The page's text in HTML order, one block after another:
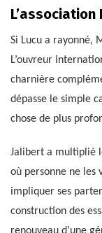
Si Lucu a rayonné,
L’ouvreur
charnière
dépasse le simple
chose de plus
Jalibert a multiplié
où personne ne les
impliquer ses
construction des